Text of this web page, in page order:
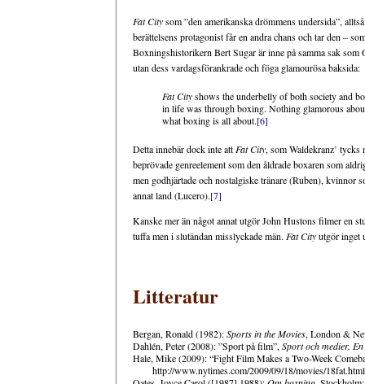
Fat Citysom ”den amerikanska drömmens undersida”,
berättelsens protagonist får en andra chans och tar den –
Boxningshistorikern Bert Sugar är inne på samma sak
utan dess vardagsförankrade och föga glamourösa baksida:
Fat Cityshows the underbelly of both society and
in life was through boxing. Nothing glamorous
what boxing is all about.[6]
Detta innebär dock inte att Fat City, som Waldekranz’
beprövade genreelement som den åldrade boxaren som
men godhjärtade och nostalgiske tränare (Ruben), kvinnor
annat land (Lucero).[7]
Kanske mer än något annat utgör John Hustons filmer en
tuffa men i slutändan misslyckade män. Fat Cityutgör inget
Litteratur
Bergan, Ronald (1982):Sports in the Movies, London &
Dahlén, Peter (2008): ”Sport på film”, Sport och medier.
Hale, Mike (2009): “Fight Film Makes a Two-Week
http://www.nytimes.com/2009/09/18/movies/